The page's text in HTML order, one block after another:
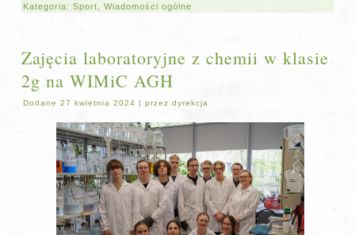
Kategoria:Sport ,Wiadomości ogólne
Zajęcia laboratoryjne z chemii w klasie
2g na WIMiC AGH
Dodane 27 kwietnia 2024 |przez dyrekcja